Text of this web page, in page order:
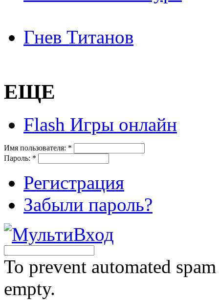
Гнев Титанов
ЕЩЕ
Flash Игры онлайн
Имя пользователя: *
Пароль: *
Регистрация
Забыли пароль?
To prevent automated
empty.